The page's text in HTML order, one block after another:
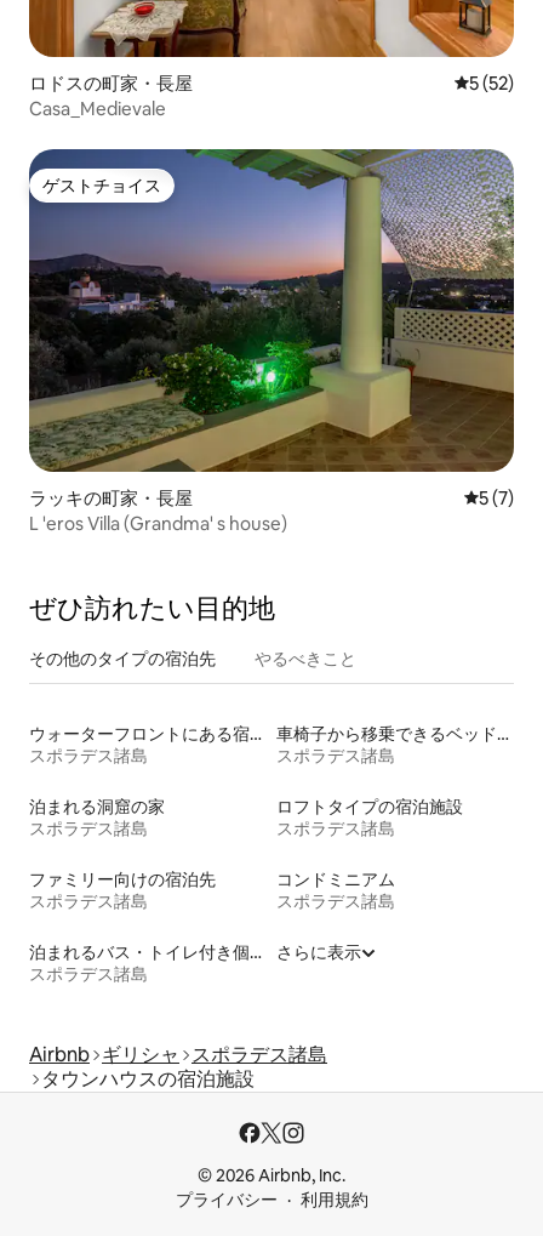
ロドスの町家・長屋 レビュー
5 (52)
Casa_Medievale
ゲストチョイス
ゲストチョイス
ラッキの町家・長屋 レビュー
5 (7)
L 'eros Villa (Grandma' s house)
ぜひ訪⁠れ⁠た⁠い目⁠的⁠地
その他のタ⁠イ⁠プ⁠の宿⁠泊⁠先 やるべきこと
ウォーターフロントにある宿泊施設
スポラデス諸島
車椅子から移乗できるベッドがある宿泊施設
スポラデス諸島
泊まれる洞窟の家
スポラデス諸島
ロフトタイプの宿泊施設
スポラデス諸島
ファミリー向けの宿泊先
スポラデス諸島
コンドミニアム
スポラデス諸島
泊まれるバス・トイレ付き個室
スポラデス諸島
さらに表示
Airbnb ギリシャ
スポラデス諸島
タウンハウスの宿泊施設
© 2026 Airbnb, Inc.
プライバシー
利用規約